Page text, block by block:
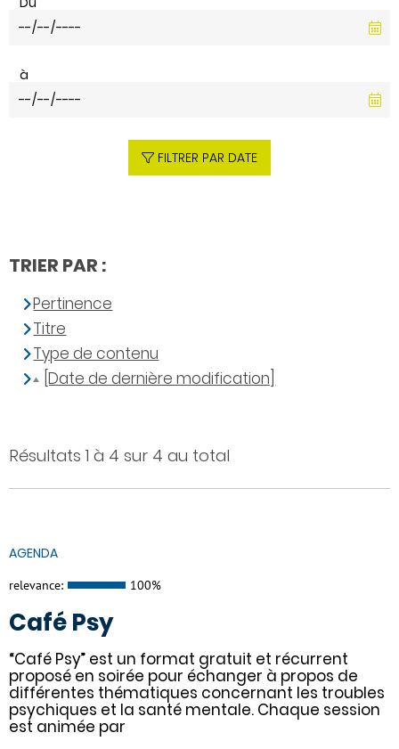
Résultats 1 à 4 sur 4 au total
AGENDA
relevance: 100%
Café Psy
“Café Psy” est un format gratuit et récurrent
proposé en soirée pour échanger à propos de
différentes thématiques concernant les troubles
psychiques et la santé mentale. Chaque session
est animée par
à
FILTRER PAR DATE
TRIER PAR :
Pertinence
Titre
Type de contenu
[Date de dernière modification]